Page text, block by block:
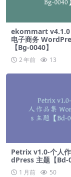
ekommart v4.1.0
电子商务
【Bg-0040】
2 年前 13
Petrix v1.0-个人
dPress 主题【Bd-
1 月前 50